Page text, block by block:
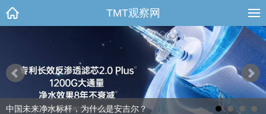
TMT观察网
中国未来净水标杆，为什么是安吉尔？